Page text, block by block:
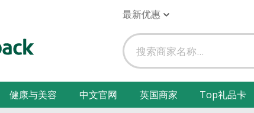
最新优惠
健康与美容 中文官网 英国商家 Top礼品卡